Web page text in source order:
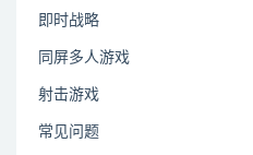
即时战略
同屏多人游戏
射击游戏
常见问题